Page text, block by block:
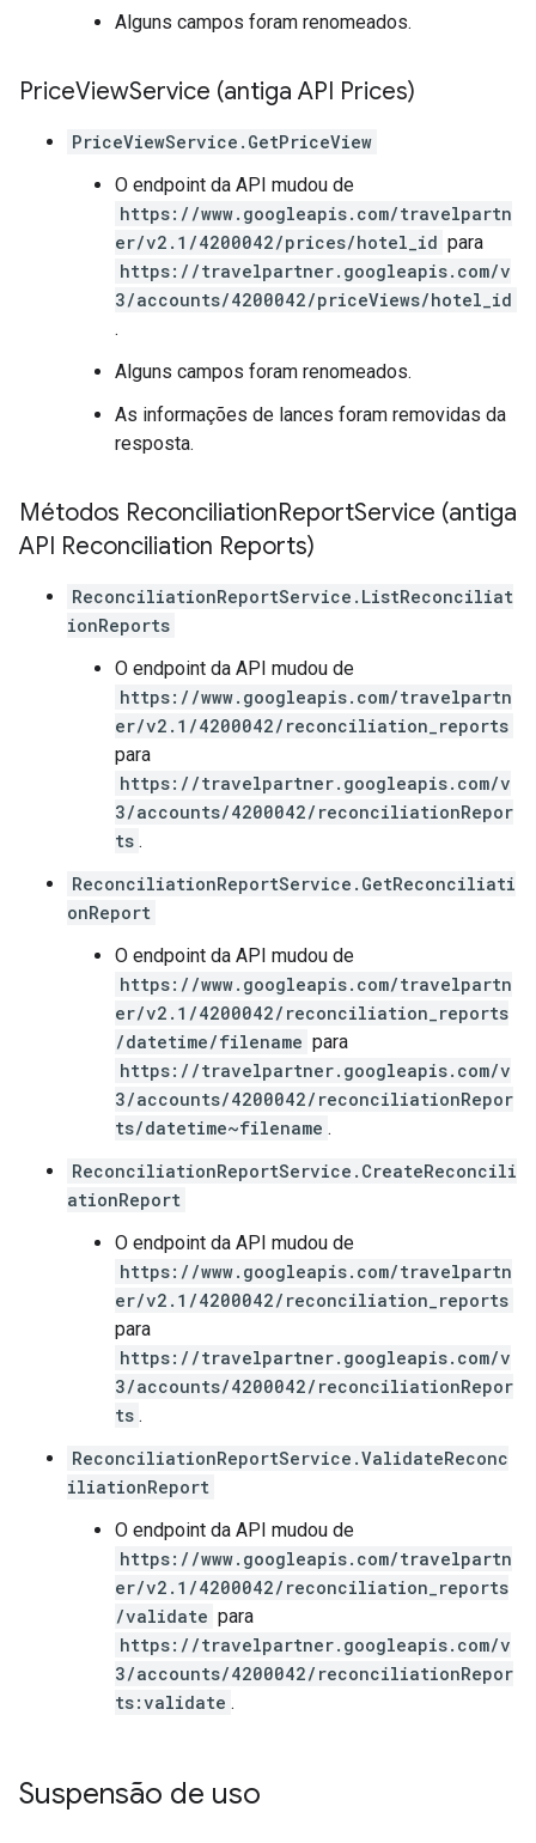
Alguns campos foram renomeados.
PriceViewService (antiga API Prices)
PriceViewService.GetPriceView
O endpoint da API mudou de
https://www.googleapis.com/travelpartn
er/v2.1/4200042/prices/hotel_id para
https://travelpartner.googleapis.com/v
3/accounts/4200042/priceViews/hotel_id
.
Alguns campos foram renomeados.
As informações de lances foram removidas da
resposta.
Métodos ReconciliationReportService (antiga
API Reconciliation Reports)
ReconciliationReportService.ListReconciliat
ionReports
O endpoint da API mudou de
https://www.googleapis.com/travelpartn
er/v2.1/4200042/reconciliation_reports
para
https://travelpartner.googleapis.com/v
3/accounts/4200042/reconciliationRepor
ts .
ReconciliationReportService.GetReconciliati
onReport
O endpoint da API mudou de
https://www.googleapis.com/travelpartn
er/v2.1/4200042/reconciliation_reports
/datetime/filename para
https://travelpartner.googleapis.com/v
3/accounts/4200042/reconciliationRepor
ts/datetime~filename .
ReconciliationReportService.CreateReconcili
ationReport
O endpoint da API mudou de
https://www.googleapis.com/travelpartn
er/v2.1/4200042/reconciliation_reports
para
https://travelpartner.googleapis.com/v
3/accounts/4200042/reconciliationRepor
ts .
ReconciliationReportService.ValidateReconc
iliationReport
O endpoint da API mudou de
https://www.googleapis.com/travelpartn
er/v2.1/4200042/reconciliation_reports
/validate para
https://travelpartner.googleapis.com/v
3/accounts/4200042/reconciliationRepor
ts:validate .
Suspensão de uso